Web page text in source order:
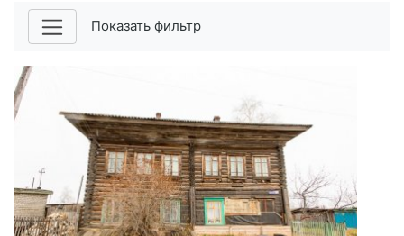
Показать фильтр